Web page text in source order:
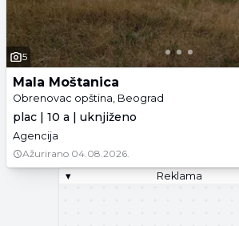
5
Mala Moštanica
Obrenovac opština, Beograd
plac | 10 a | uknjiženo
Agencija
Ažurirano 04.08.2026.
▾
Reklama